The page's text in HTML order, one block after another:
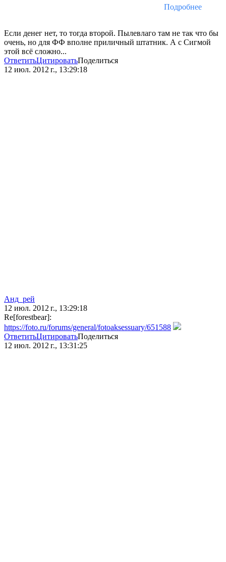
Подробнее
Если денег нет, то тогда второй. Пылевлаго там не так что бы
очень, но для ФФ вполне приличный штатник. А с Сигмой
этой всё сложно...
ОтветитьЦитироватьПоделиться
12 июл. 2012 г., 13:29:18
Анд_рей
12 июл. 2012 г., 13:29:18
Re[forestbear]:
https://foto.ru/forums/general/fotoaksessuary/651588
ОтветитьЦитироватьПоделиться
12 июл. 2012 г., 13:31:25